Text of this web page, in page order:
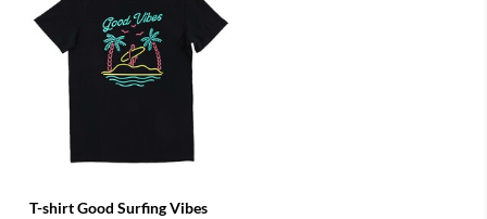
T-shirt Good Surfing Vibes